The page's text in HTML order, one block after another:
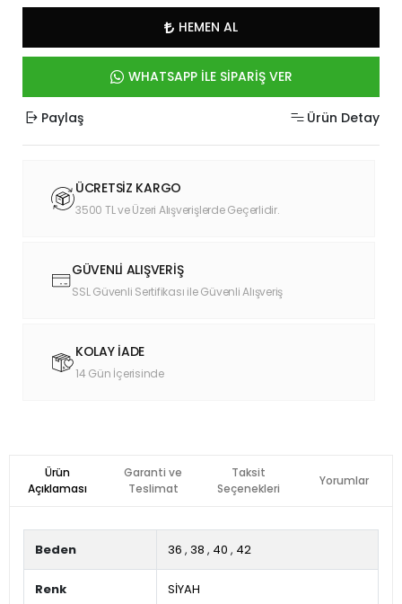
HEMEN AL
WHATSAPP İLE SİPARİŞ VER
Paylaş Ürün Detay
ÜCRETSİZ KARGO
3500 TL ve Üzeri Alışverişlerde Geçerlidir.
GÜVENLİ ALIŞVERİŞ
SSL Güvenli Sertifikası ile Güvenli Alışveriş
KOLAY İADE
14 Gün İçerisinde
Ürün
Açıklaması
Garanti ve
Teslimat
Taksit
Seçenekleri
Yorumlar
Beden 36 , 38 , 40 , 42
Renk SİYAH